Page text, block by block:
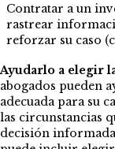
Contratar a un
rastrear
reforzar su caso
Ayudarlo a elegir
abogados pueden
adecuada para su
las circunstancias
decisión informada